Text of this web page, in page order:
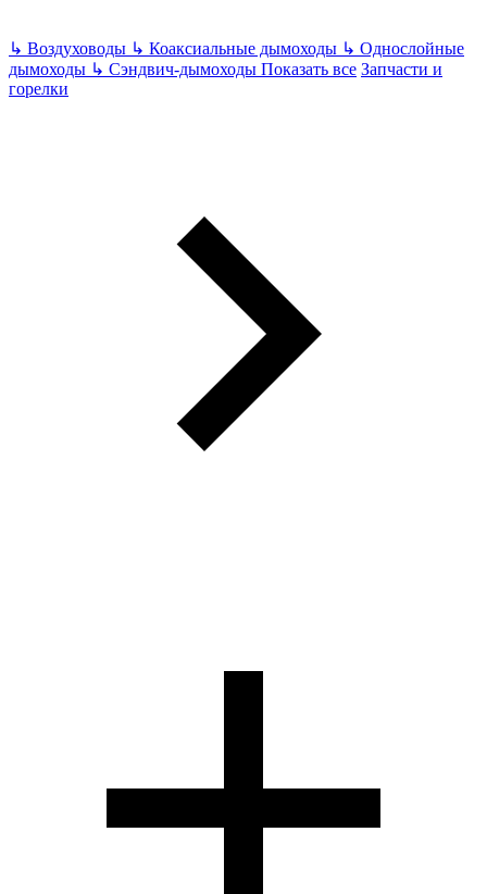
↳ Воздуховоды ↳ Коаксиальные дымоходы ↳ Однослойные
дымоходы ↳ Сэндвич-дымоходы Показать все Запчасти и
горелки